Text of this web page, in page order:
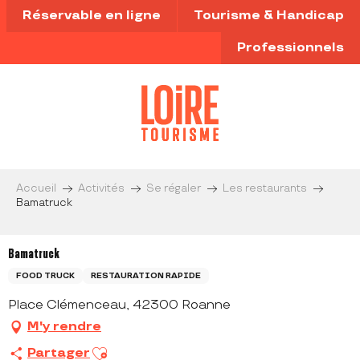
Aller
au
principal
Réservable en ligne Tourisme & Handicap
Professionnels
Accueil Activités Se régaler
Les restaurants
Bamatruck
Bamatruck
FOOD TRUCK RESTAURATION RAPIDE
Place Clémenceau, 42300 Roanne
M'y rendre
Partager Ajouter aux favoris